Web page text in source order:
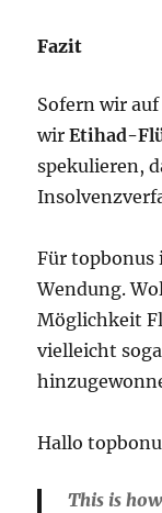
Fazit
Sofern wir
wirEtihad-
spekulieren,
Für topbonus
Wendung.
Möglichkeit
vielleicht
Hallo
This is